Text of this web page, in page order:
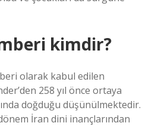
kimdir?
olarak kabul edilen
258 yıl önce ortaya
doğduğu düşünülmektedir.
İran dini inançlarından